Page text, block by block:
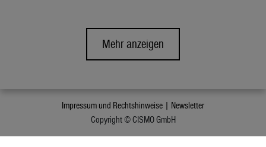
Mehr anzeigen
Impressum und Rechtshinweise | Newsletter
Copyright © CISMO GmbH